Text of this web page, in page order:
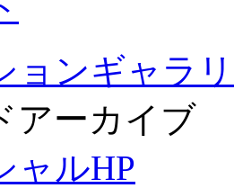
ョンギャラ
アーカイブ
ャルHP